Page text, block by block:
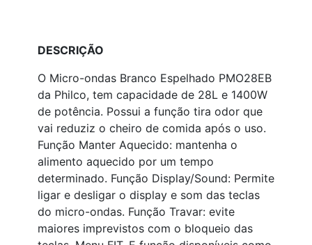
DESCRIÇÃO
O Micro-ondas Branco Espelhado PMO28EB
da Philco, tem capacidade de 28L e 1400W
de potência. Possui a função tira odor que
vai reduziz o cheiro de comida após o uso.
Função Manter Aquecido: mantenha o
alimento aquecido por um tempo
determinado. Função Display/Sound: Permite
ligar e desligar o display e som das teclas
do micro-ondas. Função Travar: evite
maiores imprevistos com o bloqueio das